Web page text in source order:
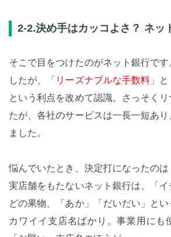
2-2.決め手はカッコよさ？ ネッ
そこで目をつけたのがネット銀行で
したが、「 リーズナブルな手数料 」
という利点を改めて認識。さっそく
たが、各社のサービスは一長一短あ
ました。
悩んでいたとき、決定打になったのは
実店舗をもたないネット銀行は、「
どの果物、「あか」「だいだい」とい
カワイイ支店名ばかり。事業用にも